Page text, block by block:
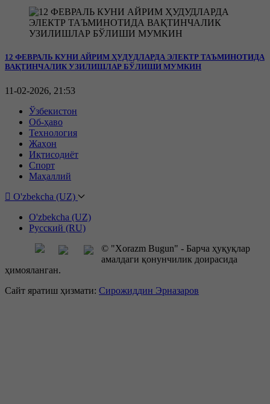
12 ФЕВРАЛЬ КУНИ АЙРИМ ҲУДУДЛАРДА ЭЛЕКТР ТАЪМИНОТИДА
ВАҚТИНЧАЛИК УЗИЛИШЛАР БЎЛИШИ МУМКИН
11-02-2026, 21:53
Ўзбекистон
Об-ҳаво
Технология
Жаҳон
Иқтисодиёт
Спорт
Маҳаллий
O'zbekcha (UZ)
O'zbekcha (UZ)
Русский (RU)
© "Xorazm Bugun" - Барча ҳуқуқлар
амалдаги қонунчилик доирасида
ҳимояланган.
Сайт яратиш ҳизмати: Сирожиддин Эрназаров